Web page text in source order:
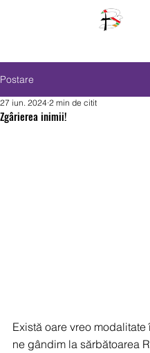
Postare
Zgârierea inimii!
27 iun. 2024 2 min de citit
Există oare vreo modalitate
ne gândim la sărbătoarea